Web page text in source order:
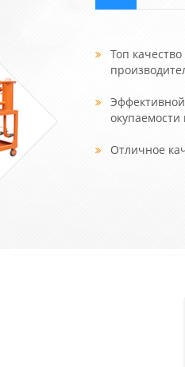
Топ
Отличное